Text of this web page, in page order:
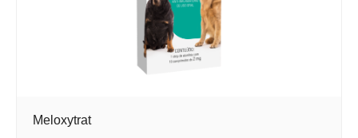
Meloxytrat